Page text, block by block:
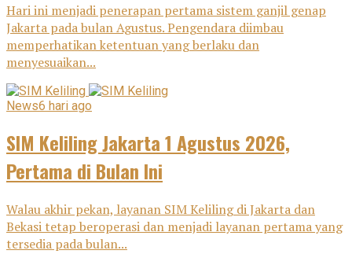
Hari ini menjadi penerapan pertama sistem ganjil genap
Jakarta pada bulan Agustus. Pengendara diimbau
memperhatikan ketentuan yang berlaku dan
menyesuaikan...
News6 hari ago
SIM Keliling Jakarta 1 Agustus 2026,
Pertama di Bulan Ini
Walau akhir pekan, layanan SIM Keliling di Jakarta dan
Bekasi tetap beroperasi dan menjadi layanan pertama yang
tersedia pada bulan...